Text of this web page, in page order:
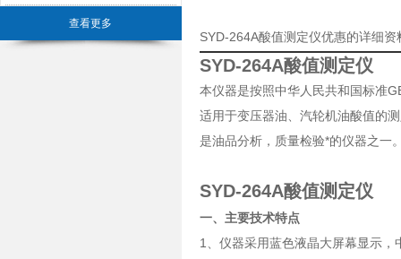
查看更多
SYD-264A酸值测定仪优惠的详细资
SYD-264A酸值测定仪
本仪器是按照中华人民共和国标准
适用于变压器油、汽轮机油酸值的
是油品分析，质量检验*的仪器之一
SYD-264A酸值测定仪
一、主要技术特点
1、仪器采用蓝色液晶大屏幕显示